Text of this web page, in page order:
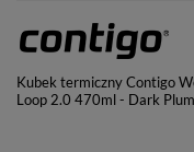
Kubek termiczny Contigo
Loop 2.0 470ml - Dark Plum